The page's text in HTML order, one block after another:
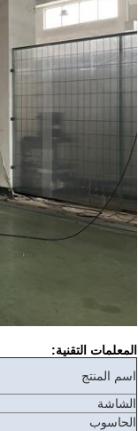
المعلمات التقنية:
اسم المنتج
الشاشة
الحاسوب